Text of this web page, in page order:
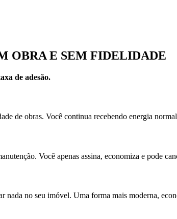
OBRA E SEM FIDELIDADE
de adesão.
de obras. Você continua recebendo energia
Você apenas assina, economiza e pode
no seu imóvel. Uma forma mais moderna,